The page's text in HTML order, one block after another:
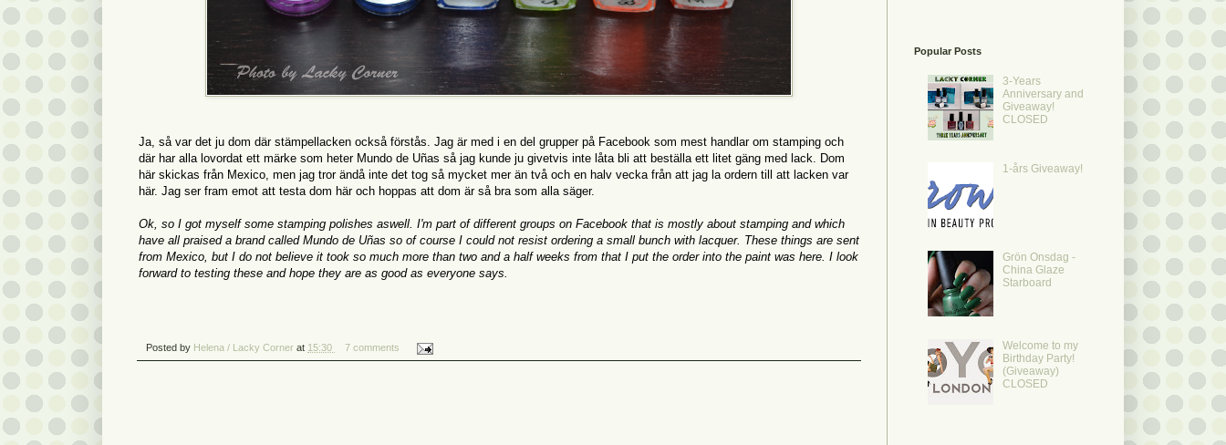
Ja, så var det ju dom där stämpellacken också förstås. Jag är med i en del grupper på Facebook som mest handlar om stamping och
där har alla lovordat ett märke som heter Mundo de Uñas så jag kunde ju givetvis inte låta bli att beställa ett litet gäng med lack. Dom
här skickas från Mexico, men jag tror ändå inte det tog så mycket mer än två och en halv vecka från att jag la ordern till att lacken var
här. Jag ser fram emot att testa dom här och hoppas att dom är så bra som alla säger.
Ok, so I got myself some stamping polishes aswell. I'm part of different groups on Facebook that is mostly about stamping and which
have all praised a brand called Mundo de Uñas so of course I could not resist ordering a small bunch with lacquer. These things are sent
from Mexico, but I do not believe it took so much more than two and a half weeks from that I put the order into the paint was here. I look
forward to testing these and hope they are as good as everyone says.
Posted by Helena / Lacky Corner at 15:30 7 comments
Popular Posts
3-Years
Anniversary and
Giveaway!
CLOSED
1-års Giveaway!
Grön Onsdag -
China Glaze
Starboard
Welcome to my
Birthday Party!
(Giveaway)
CLOSED